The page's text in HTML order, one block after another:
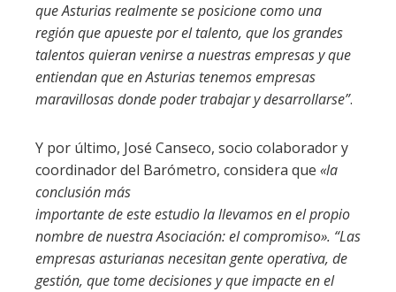
que Asturias realmente se posicione como una
región que apueste por el talento, que los grandes
talentos quieran venirse a nuestras empresas y que
entiendan que en Asturias tenemos empresas
maravillosas donde poder trabajar y desarrollarse”.
Y por último, José Canseco, socio colaborador y
coordinador del Barómetro, considera que «la
conclusión más
importante de este estudio la llevamos en el propio
nombre de nuestra Asociación: el compromiso». “Las
empresas asturianas necesitan gente operativa, de
gestión, que tome decisiones y que impacte en el